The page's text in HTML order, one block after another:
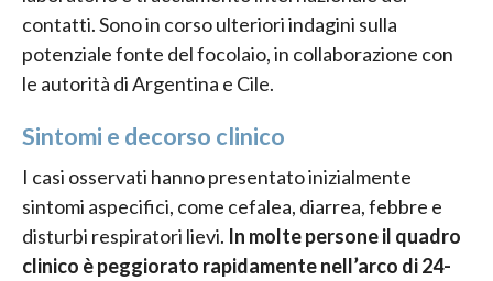
contatti. Sono in corso ulteriori indagini sulla
potenziale fonte del focolaio, in collaborazione con
le autorità di Argentina e Cile.
Sintomi e decorso clinico
I casi osservati hanno presentato inizialmente
sintomi aspecifici, come cefalea, diarrea, febbre e
disturbi respiratori lievi. In molte persone il quadro
clinico è peggiorato rapidamente nell’arco di 24-